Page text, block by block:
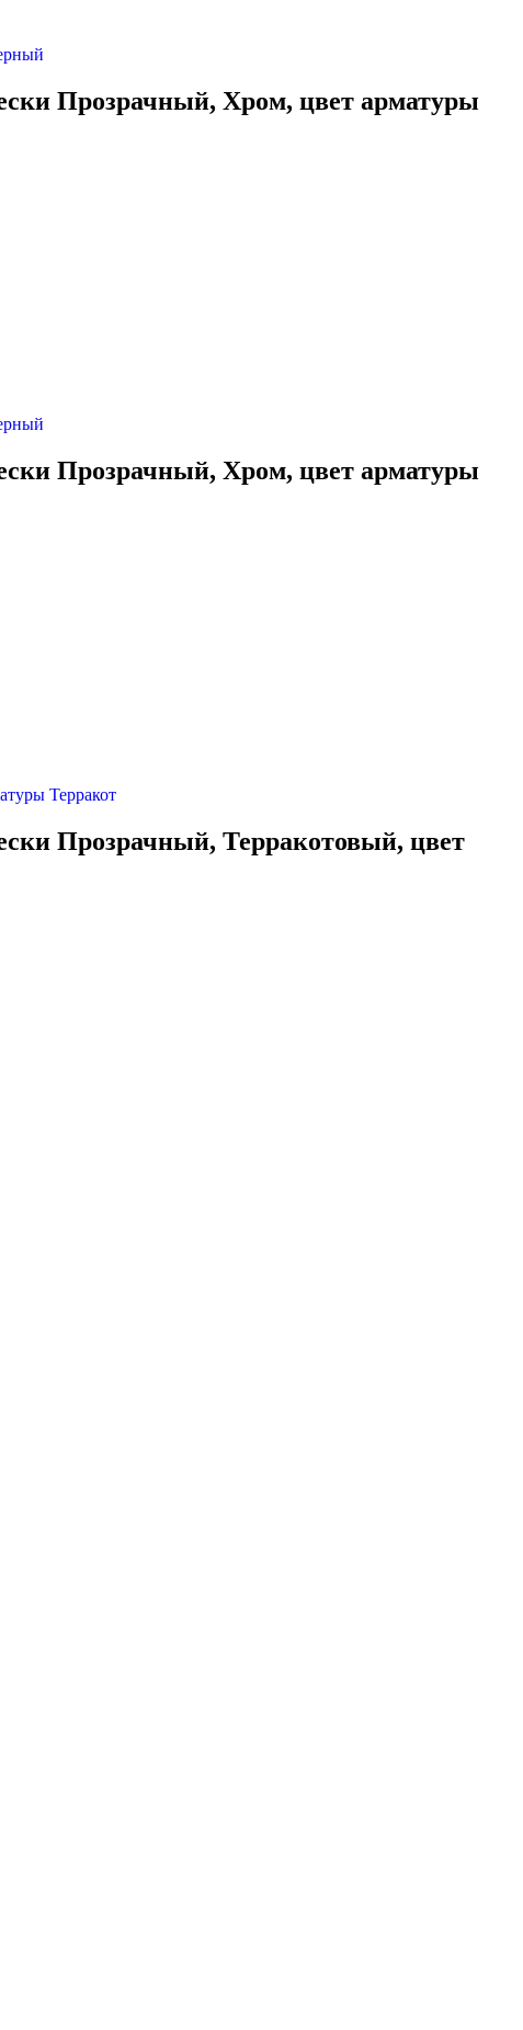
Прозрачный, Хром, цвет арматуры
Прозрачный, Хром, цвет арматуры
Прозрачный, Терракотовый, цвет